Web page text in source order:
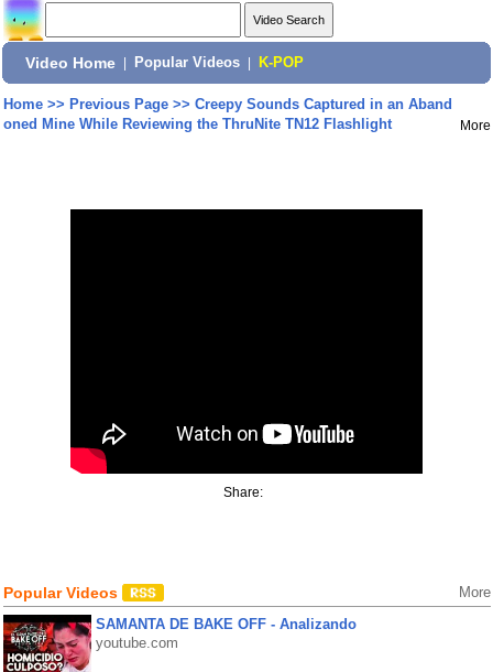
Video Home Popular Videos K-POP
Home>> Previous Page>> Creepy Sounds Captured in an Aband
oned Mine While Reviewing the ThruNite TN12 Flashlight
More
Share:
Popular Videos More
SAMANTA DE BAKE OFF - Analizando
youtube.com